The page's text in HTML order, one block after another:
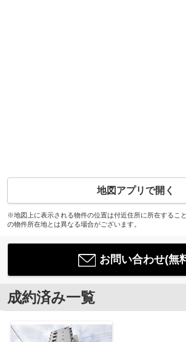
地図アプリで開く
※地図上に表示される物件の位置は付近住所に所在するこ
の物件所在地とは異なる場合がございます。
お問い合わせ(無
成約済み一覧